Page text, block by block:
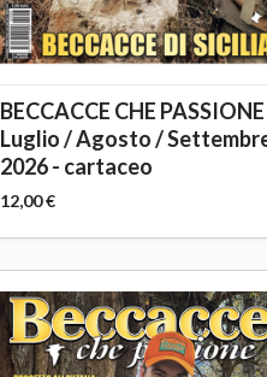
BECCACCE CHE
Luglio / Agosto /
2026 - cartaceo
12,00 €